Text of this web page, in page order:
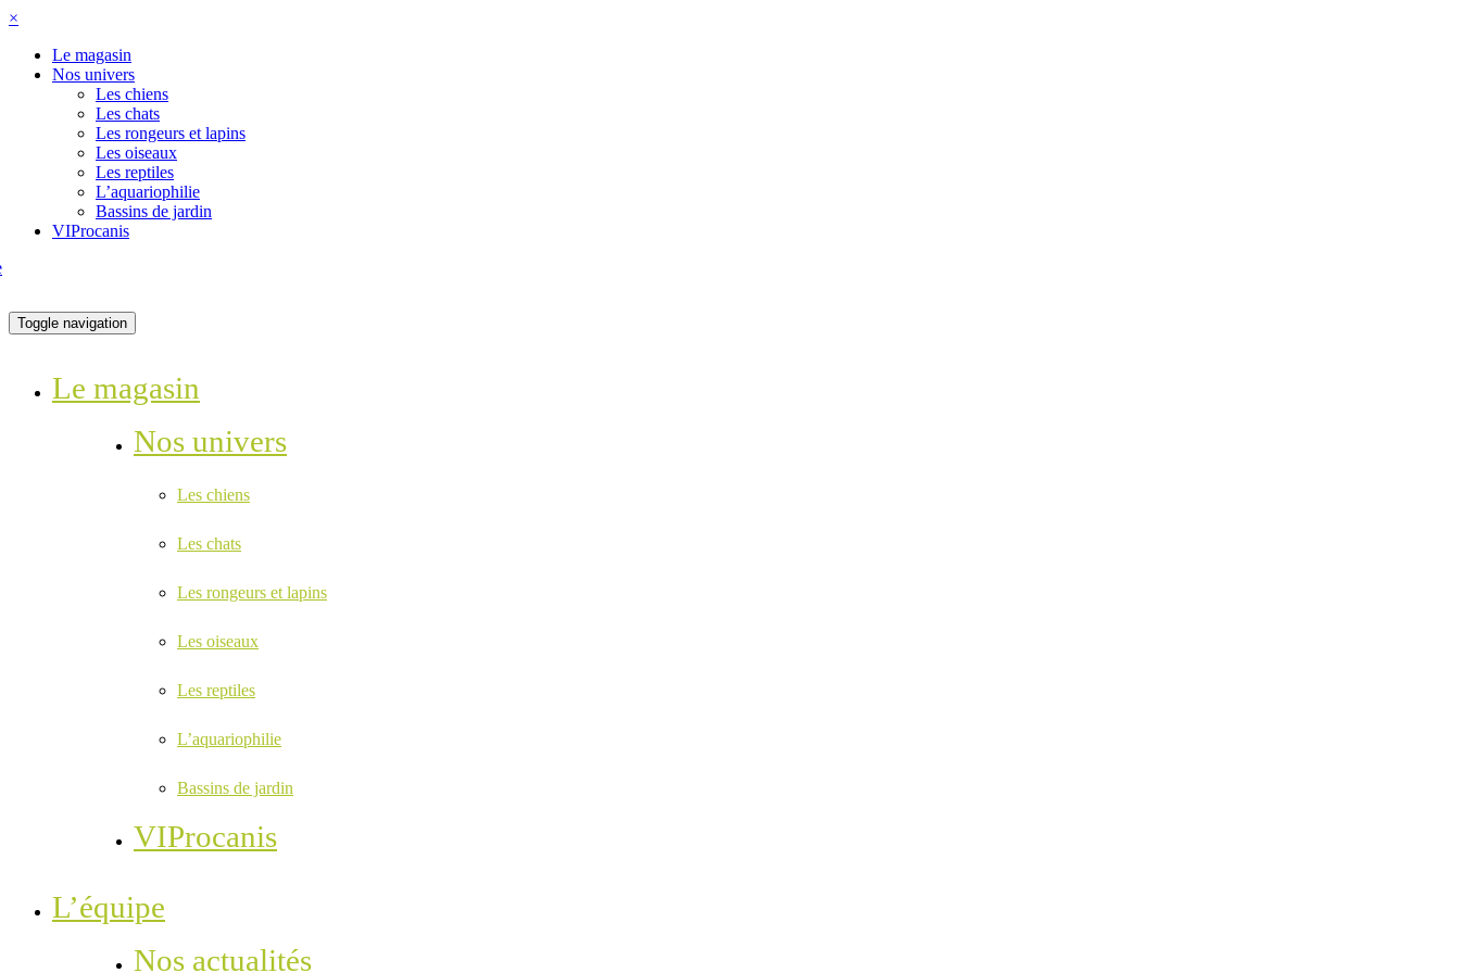
×
Le magasin
Nos univers
Les chiens
Les chats
Les rongeurs et lapins
Les oiseaux
Les reptiles
L’aquariophilie
Bassins de jardin
VIProcanis
Toggle navigation
Le magasin
Nos univers
Les chiens
Les chats
Les rongeurs et lapins
Les oiseaux
Les reptiles
L’aquariophilie
Bassins de jardin
VIProcanis
L’équipe
Nos actualités